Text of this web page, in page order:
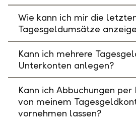
Wie kann ich mir die
Tagesgeldumsätze
Kann ich mehrere
Unterkonten anlegen?
Kann ich Abbuchungen per
von meinem
vornehmen lassen?